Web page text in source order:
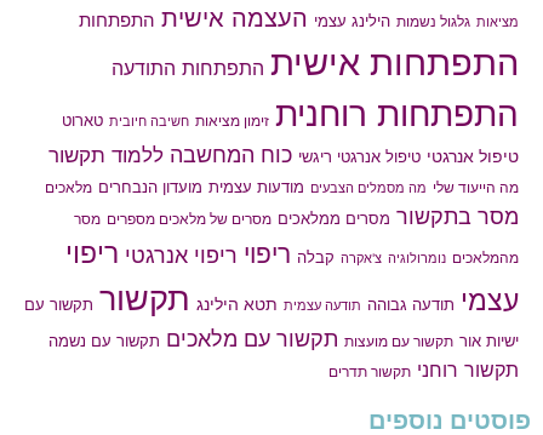
מציאות גלגול נשמות הילינג עצמי העצמה אישית התפתחות
התפתחות אישית התפתחות התודעה
התפתחות רוחנית זימון מציאות חשיבה חיובית טארוט
טיפול אנרגטי טיפול אנרגטי ריגשי כוח המחשבה ללמוד תקשור
מה הייעוד שלי מה מסמלים הצבעים מודעות עצמית מועדון הנבחרים מלאכים
מסר בתקשור מסרים ממלאכים מסרים של מלאכים מספרים מסר
מהמלאכים נומרולוגיה צ'אקרה קבלה ריפוי ריפוי אנרגטי ריפוי
עצמי תודעה גבוהה תודעה עצמית תטא הילינג תקשור תקשור עם
ישיות אור תקשור עם מועצות תקשור עם מלאכים תקשור עם נשמה
תקשור רוחני תקשור תדרים
פוסטים נוספים